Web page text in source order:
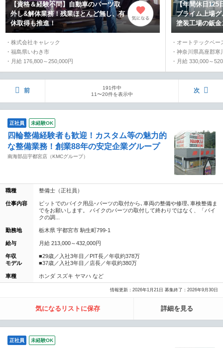
【資格＆経験不問】自動車のパーツ取
外し&解体業務！残業ほとんど無し、有
休取得も推進！
・株式会社キャレック
・福島県いわき市
・月給 176,800～250,000円
【年間休日125
プライム上場
塗装工場の鈑
・オートテックベー
・神奈川県高座郡寒
・月給 330,000～
前
191件中
11〜20件を表示中
次
正社員 未経験OK
四輪整備経験者も歓迎！カスタム等の魅力的
な整備業務！創業88年の安定企業グループ
南海部品宇都宮店（KMCグループ）
職種 整備士（正社員）
仕事内容
ピットでのバイク用品･パーツの取付から､車両の整備や修理､車検整備ま
でをお願いします。 バイクのパーツの取付して終わりではなく、「バイ
クの調...
勤務地 栃木県 宇都宮市 駒生町799-1
給与 月給 213,000～432,000円
年収
モデル
■29歳／入社3年目／PIT長／年収約378万
■37歳／入社3年目／店長／年収約380万
車種 ホンダ スズキ ヤマハ など
情報更新：2026年1月21日 募集終了：2026年9月30日
気になるリストに保存 詳細を見る
正社員 未経験OK